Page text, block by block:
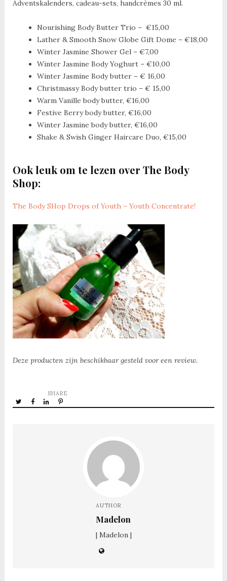
Adventskalenders, cadeau-sets, handcrèmes 30 ml.
Nourishing Body Butter Trio – €15,00
Lather & Smooth Snow Globe Gift Dome – €18,00
Winter Jasmine Shower Gel – €7,00
Winter Jasmine Body Yoghurt – €10,00
Winter Jasmine Body butter – € 16,00
Christmassy Body butter trio – € 15,00
Warm Vanille body butter, €16,00
Festive Berry body butter, €16,00
Winter Jasmine body butter, €16,00
Shake & Swish Ginger Haircare Duo, €15,00
Ook leuk om te lezen over The Body
Shop:
The Body SHop Drops of Youth – Youth Concentrate!
Deze producten zijn beschikbaar gesteld voor een review.
SHARE
AUTHOR
Madelon
| Madelon |